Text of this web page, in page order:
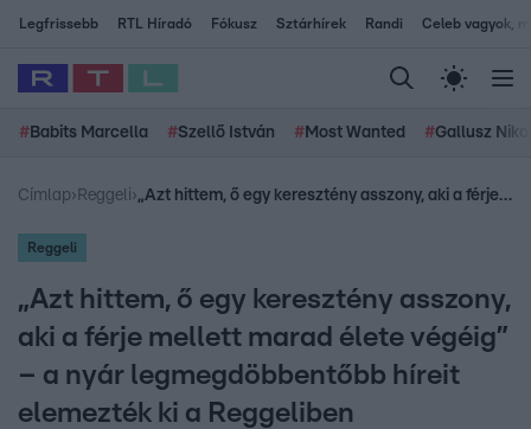
Legfrissebb RTL Híradó Fókusz Sztárhírek Randi Celeb vagyok,
# Babits Marcella #Szellő István # Most Wanted #Gallusz
Címlap› Reggeli› „Azt hittem, ő egy keresztény asszony, aki a férje mellett marad élete végéig” – a nyár legmegdöbbentőbb híreit elemezték ki a Reggeliben
Reggeli
„Azt hittem, ő egy keresztény asszony,
aki a férje mellett marad élete végéig”
– a nyár legmegdöbbentőbb híreit
elemezték ki a Reggeliben